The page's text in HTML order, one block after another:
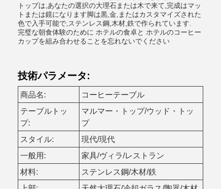
トップは,あなたの選択の大理石または木で来て,完成はマッ
トまたは鏡になります脚は黒,金,またはカスタマイズされた
色で入手可能で,ステンレス鋼,木材,鉄で作られています.
完璧な朝食体験のために ホテルの食卓と ホテルのコーヒー
カップを組み合わせることを忘れないでください
技術パラメータ:
商品名:
コーヒーテーブル
テーブルトッ
プ:
マルマー・トップ/ウッド・トッ
プ
スタイル:
現代/現代
一般用:
家具/ヴィラ/レストラン
材料:
ステンレス鋼/木材/鉄